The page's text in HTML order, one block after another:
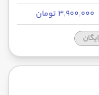
۳٬۹۰۰٬۰۰۰ تومان